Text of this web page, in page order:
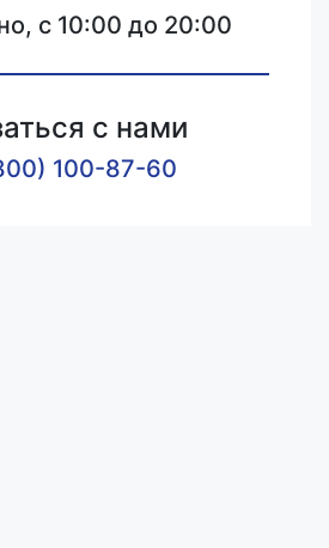
с 10:00 до 20:00
с нами
100-87-60